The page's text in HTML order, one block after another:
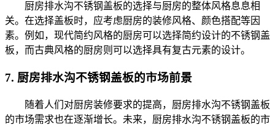
厨房排水沟不锈钢盖板的选择与厨房的整体风格息息相
关。在选择盖板时，应考虑厨房的装修风格、颜色搭配等因
素。例如，现代简约风格的厨房可以选择简约设计的不锈钢盖
板，而古典风格的厨房则可以选择具有复古元素的设计。
7. 厨房排水沟不锈钢盖板的市场前景
随着人们对厨房装修要求的提高，厨房排水沟不锈钢盖板
的市场需求也在逐渐增长。未来，厨房排水沟不锈钢盖板的市